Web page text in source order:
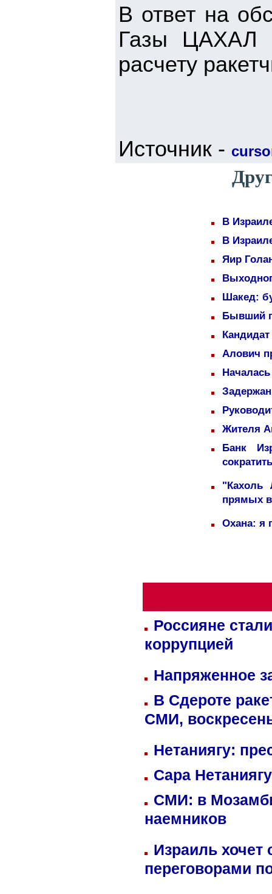
В ответ на
Газы ЦАХАЛ
расчету
Источник -
В
В
Яир
Шакед:
Бывший
Алович
Жителя
Банк
"Кахоль
прямых
Охана: я
Россияне
коррупцией
Напряженное
В Сдероте
СМИ,
Нетаниягу:
Сара
СМИ: в
наемников
Израиль хочет
переговорами